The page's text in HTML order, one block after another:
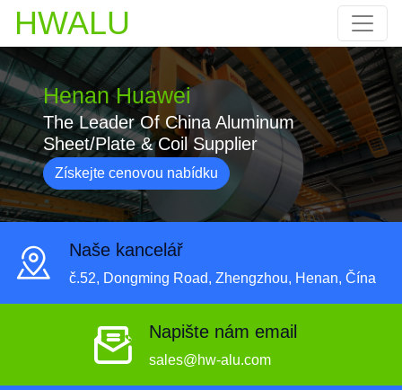
HWALU
Henan Huawei
The Leader Of China Aluminum
Sheet/Plate & Coil Supplier
Získejte cenovou nabídku
Naše kancelář
č.52, Dongming Road, Zhengzhou, Henan, Čína
Napište nám email
sales@hw-alu.com